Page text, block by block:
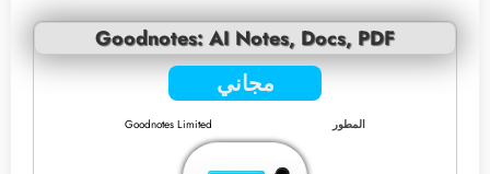
Goodnotes: AI Notes, Docs, PDF
مجاني
المطور Goodnotes Limited